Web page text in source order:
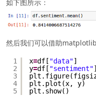
如下图所示：
然后我们可以借助
1
2
3
4
5
x=df[ "data"]
y=df[ "sentiment"]
plt.plot(x, y)
plt.show()